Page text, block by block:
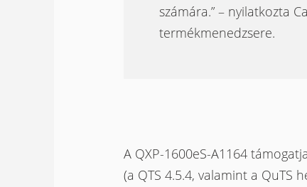
számára.” – nyilatkozta
termékmenedzsere.
A QXP-1600eS-A1164
(a QTS 4.5.4, valamint a QuTS